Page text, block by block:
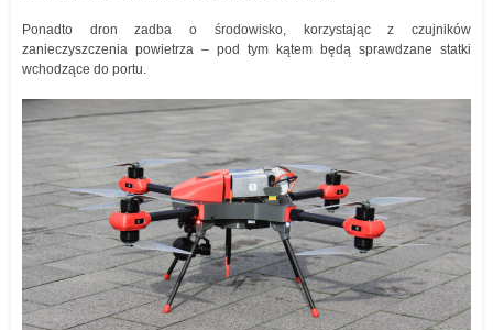
Ponadto dron zadba o środowisko, korzystając z czujników
zanieczyszczenia powietrza – pod tym kątem będą sprawdzane statki
wchodzące do portu.